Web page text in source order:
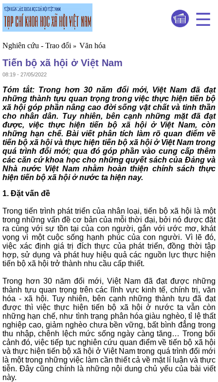
Nghiên cứu - Trao đổi » Văn hóa
Tiến bộ xã hội ở Việt Nam
08:19 - 27/05/2022
Tóm tắt: Trong hơn 30 năm đổi mới, Việt Nam đã đạt
những thành tựu quan trọng trong việc thực hiện tiến bộ
xã hội góp phần nâng cao đời sống vật chất và tinh thần
cho nhân dân. Tuy nhiên, bên cạnh những mặt đã đạt
được, việc thực hiện tiến bộ xã hội ở Việt Nam, còn
những hạn chế. Bài viết phân tích làm rõ quan điểm về
tiến bộ xã hội và thực hiện tiến bộ xã hội ở Việt Nam trong
quá trình đổi mới; qua đó góp phần vào cung cấp thêm
các căn cứ khoa học cho những quyết sách của Đảng và
Nhà nước Việt Nam nhằm hoàn thiện chính sách thực
hiện tiến bộ xã hội ở nước ta hiện nay.
1. Đặt vấn đề
Trong tiến trình phát triển của nhân loại, tiến bộ xã hội là một
trong những vấn đề cơ bản của mỗi thời đại, bởi nó được đặt
ra cùng với sự tồn tại của con người, gắn với ước mơ, khát
vọng vì một cuộc sống hạnh phúc của con người. Vì lẽ đó,
việc xác định giá trị đích thực của phát triển, đồng thời tập
hợp, sử dụng và phát huy hiệu quả các nguồn lực thực hiện
tiến bộ xã hội trở thành nhu cầu cấp thiết.
Trong hơn 30 năm đổi mới, Việt Nam đã đạt được những
thành tựu quan trọng trên các lĩnh vực kinh tế, chính trị, văn
hóa - xã hội. Tuy nhiên, bên cạnh những thành tựu đã đạt
được thì việc thực hiện tiến bộ xã hội ở nước ta vẫn còn
những hạn chế, như tình trạng phân hóa giàu nghèo, tỉ lệ thất
nghiệp cao, giảm nghèo chưa bền vững, bất bình đẳng trong
thu nhập, chênh lệch mức sống ngày càng tăng… Trong bối
cảnh đó, việc tiếp tục nghiên cứu quan điểm về tiến bộ xã hội
và thực hiện tiến bộ xã hội ở Việt Nam trong quá trình đổi mới
là một trong những việc làm cần thiết cả về mặt lí luận và thực
tiễn. Đây cũng chính là những nội dung chủ yếu của bài viết
này.